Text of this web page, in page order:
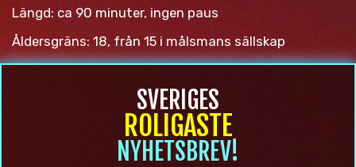
Längd: ca 90 minuter, ingen paus
Åldersgräns: 18, från 15 i målsmans sällskap
SVERIGES
ROLIGASTE
NYHETSBREV!